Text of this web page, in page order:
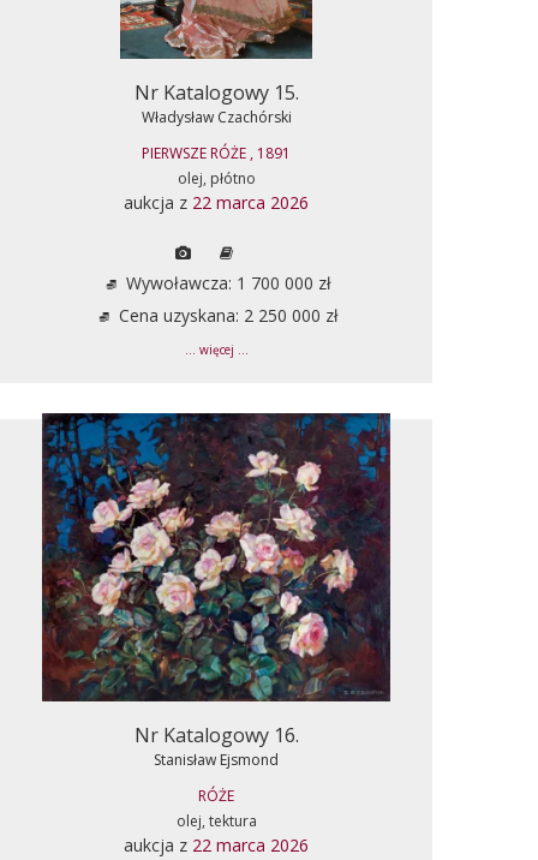
Nr Katalogowy 15.
Władysław Czachórski
PIERWSZE RÓŻE , 1891
olej, płótno
aukcja z 22 marca 2026
Wywoławcza: 1 700 000 zł
Cena uzyskana: 2 250 000 zł
... więcej ...
Nr Katalogowy 16.
Stanisław Ejsmond
RÓŻE
olej, tektura
aukcja z 22 marca 2026